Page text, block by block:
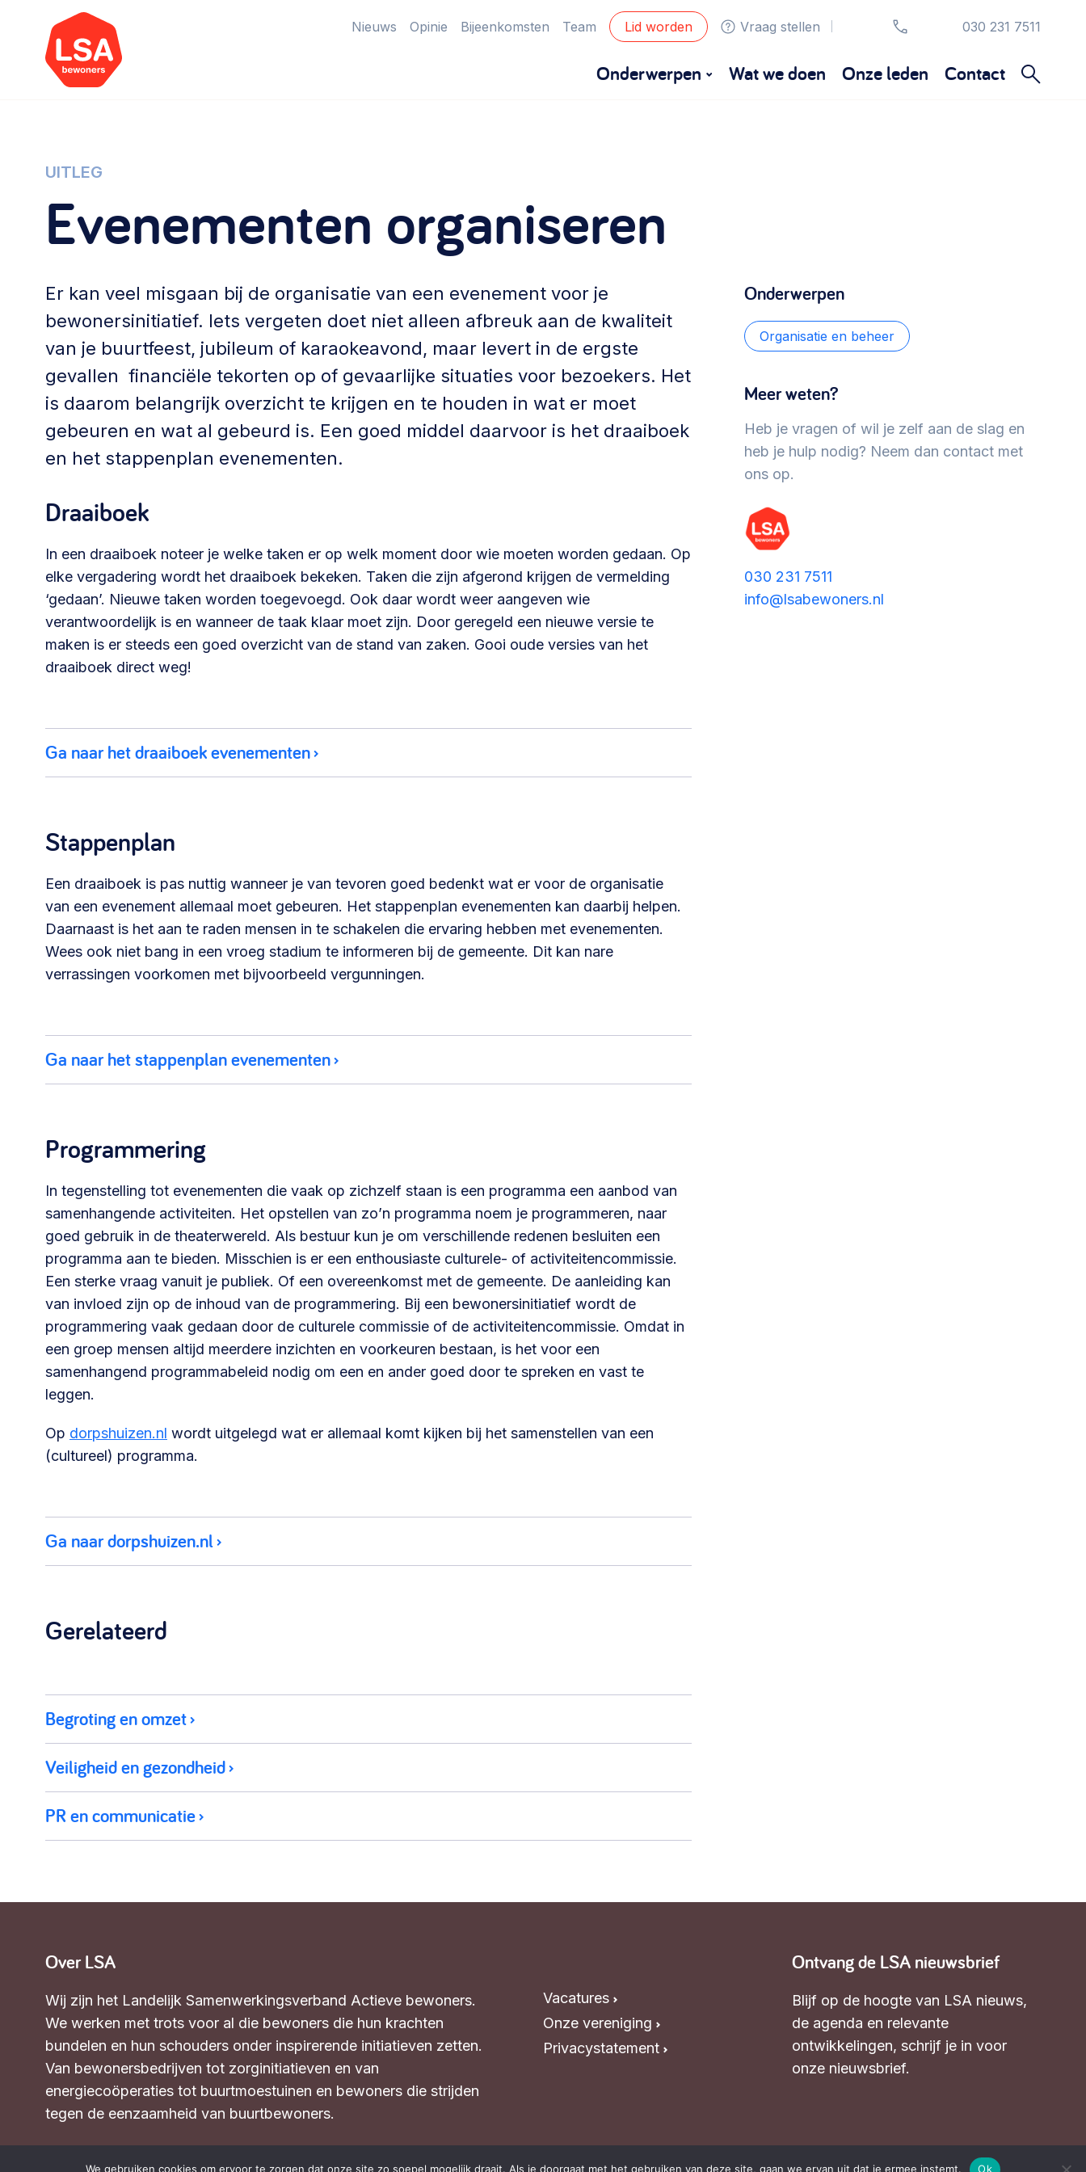
Nieuws Opinie Bijeenkomsten Team Lid worden Vraag stellen 030 231 7511
Onderwerpen
Rechtsvormen, positionering,
Vrijwilligers en medewerkers
betaalde krachten >
Eigen gebouw
ontmoetingsplekken >
maken >
Buurtbewoners verbinden
Community building en ABCD,
welkomstcultuur >
Zorgzame gemeenschappen
Betrokken buurten, contact stimuleren,
netwerken uitbreiden >
Wijkaanpak
Weerbare gemeenschappen Meebeslissen
Uitdaagrecht, gemeenschapsfondsen, lokale
Samenwerken en lokale politiek
Lobbyen, invloed uitoefenen,
maatschappelijke impact >
Omgevingswet en gebiedsontwikkeling
invoering omgevingswet, participatie,
gebiedsontwikkeling>
Advies of hulp nodig?
030 231
7511
Wat we doen Onze leden Contact
UITLEG
Evenementen organiseren
Er kan veel misgaan bij de organisatie van een evenement voor je
bewonersinitiatief. Iets vergeten doet niet alleen afbreuk aan de kwaliteit
van je buurtfeest, jubileum of karaokeavond, maar levert in de ergste
gevallen financiële tekorten op of gevaarlijke situaties voor bezoekers. Het
is daarom belangrijk overzicht te krijgen en te houden in wat er moet
gebeuren en wat al gebeurd is. Een goed middel daarvoor is het draaiboek
en het stappenplan evenementen.
Draaiboek
In een draaiboek noteer je welke taken er op welk moment door wie moeten worden gedaan. Op
elke vergadering wordt het draaiboek bekeken. Taken die zijn afgerond krijgen de vermelding
‘gedaan’. Nieuwe taken worden toegevoegd. Ook daar wordt weer aangeven wie
verantwoordelijk is en wanneer de taak klaar moet zijn. Door geregeld een nieuwe versie te
maken is er steeds een goed overzicht van de stand van zaken. Gooi oude versies van het
draaiboek direct weg!
Ga naar het draaiboek evenementen
Stappenplan
Een draaiboek is pas nuttig wanneer je van tevoren goed bedenkt wat er voor de organisatie
van een evenement allemaal moet gebeuren. Het stappenplan evenementen kan daarbij helpen.
Daarnaast is het aan te raden mensen in te schakelen die ervaring hebben met evenementen.
Wees ook niet bang in een vroeg stadium te informeren bij de gemeente. Dit kan nare
verrassingen voorkomen met bijvoorbeeld vergunningen.
Ga naar het stappenplan evenementen
Programmering
In tegenstelling tot evenementen die vaak op zichzelf staan is een programma een aanbod van
samenhangende activiteiten. Het opstellen van zo’n programma noem je programmeren, naar
goed gebruik in de theaterwereld. Als bestuur kun je om verschillende redenen besluiten een
programma aan te bieden. Misschien is er een enthousiaste culturele- of activiteitencommissie.
Een sterke vraag vanuit je publiek. Of een overeenkomst met de gemeente. De aanleiding kan
van invloed zijn op de inhoud van de programmering. Bij een bewonersinitiatief wordt de
programmering vaak gedaan door de culturele commissie of de activiteitencommissie. Omdat in
een groep mensen altijd meerdere inzichten en voorkeuren bestaan, is het voor een
samenhangend programmabeleid nodig om een en ander goed door te spreken en vast te
leggen.
Op dorpshuizen.nl wordt uitgelegd wat er allemaal komt kijken bij het samenstellen van een
(cultureel) programma.
Ga naar dorpshuizen.nl
Gerelateerd
Begroting en omzet
Veiligheid en gezondheid
PR en communicatie
Onderwerpen
Organisatie en beheer
Meer weten?
Heb je vragen of wil je zelf aan de slag en
heb je hulp nodig? Neem dan contact met
ons op.
030 231 7511
info@lsabewoners.nl
Over LSA
Wij zijn het Landelijk Samenwerkingsverband Actieve bewoners.
We werken met trots voor al die bewoners die hun krachten
bundelen en hun schouders onder inspirerende initiatieven zetten.
Van bewonersbedrijven tot zorginitiatieven en van
energiecoöperaties tot buurtmoestuinen en bewoners die strijden
tegen de eenzaamheid van buurtbewoners.
Vacatures
Onze vereniging
Privacystatement
Ontvang de LSA nieuwsbrief
Blijf op de hoogte van LSA nieuws,
de agenda en relevante
ontwikkelingen, schrijf je in voor
onze nieuwsbrief.
We gebruiken cookies om ervoor te zorgen dat onze site zo soepel mogelijk draait. Als je doorgaat met het gebruiken van deze site, gaan we ervan uit dat je ermee instemt. Ok